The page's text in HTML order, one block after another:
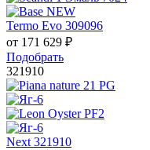
Termo Evo 309096
от 171 629 ₽
Подобрать
321910
Next 321910